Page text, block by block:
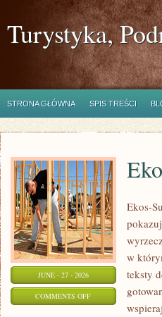
Turystyka,
STRONA GŁÓWNA SPIS TREŚCI
JUNE - 27 - 2026
COMMENTS OFFON
Ekos-
w
teksty